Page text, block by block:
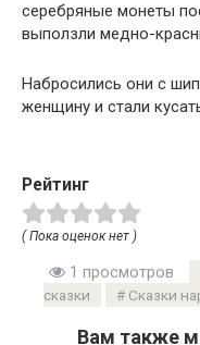
серебряные монеты
выползли медно-
Набросились они с
женщину и стали
Рейтинг
( Пока оценок нет )
1 просмотров
сказки
Сказки
Вам также